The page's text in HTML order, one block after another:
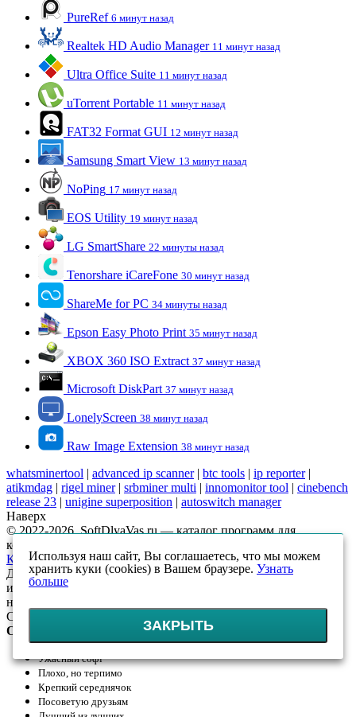
PureRef 6 минут назад
Realtek HD Audio Manager 11 минут назад
Ultra Office Suite 11 минут назад
uTorrent Portable 11 минут назад
FAT32 Format GUI 12 минут назад
Samsung Smart View 13 минут назад
NoPing 17 минут назад
EOS Utility 19 минут назад
LG SmartShare 22 минуты назад
Tenorshare iCareFone 30 минут назад
ShareMe for PC 34 минуты назад
Epson Easy Photo Print 35 минут назад
XBOX 360 ISO Extract 37 минут назад
Microsoft DiskPart 37 минут назад
LonelyScreen 38 минут назад
Raw Image Extension 38 минут назад
whatsminertool | advanced ip scanner| btc tools | ip reporter|
atikmdag | rigel miner| srbminer multi | innomonitor tool | cinebench
release 23 | unigine superposition | autoswitch manager
Наверх
© 2022-2026, SoftDlyaVas.ru — каталог программ для
компьютера.
Карта сайта
Данный интернет-сайт носит исключительно
информационный характер и ни при каких условиях
не является публичной офертой, определяемой положениями
Статьи 437 (2) ГК РФ
Оцените!
Ужасный софт
Плохо, но терпимо
Крепкий середнячок
Посоветую друзьям
Используя наш сайт, Вы соглашаетесь, что мы можем
хранить куки (cookies) в Вашем браузере. Узнать
больше
ЗАКРЫТЬ